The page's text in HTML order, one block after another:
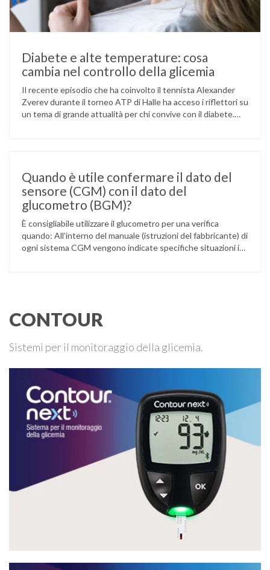
Diabete e alte temperature: cosa
cambia nel controllo della glicemia
Il recente episodio che ha coinvolto il tennista Alexander
Zverev durante il torneo ATP di Halle ha acceso i riflettori su
un tema di grande attualità per chi convive con il diabete.
Quando è utile confermare il dato del
sensore (CGM) con il dato del
glucometro (BGM)?
È consigliabile utilizzare il glucometro per una verifica
quando: All’interno del manuale (istruzioni del fabbricante) di
ogni sistema CGM vengono indicate specifiche situazioni in
CONTOUR
Sistemi per il monitoraggio della glicemia.